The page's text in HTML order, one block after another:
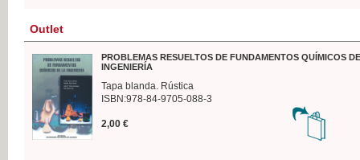
Outlet
PROBLEMAS RESUELTOS DE FUNDAMENTOS QUÍMICOS
INGENIERÍA
Tapa blanda. Rústica
ISBN:978-84-9705-088-3
2,00 €